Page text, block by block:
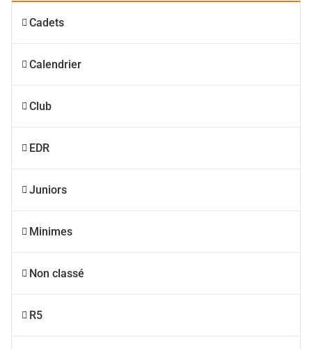
Cadets
Calendrier
Club
EDR
Juniors
Minimes
Non classé
R5